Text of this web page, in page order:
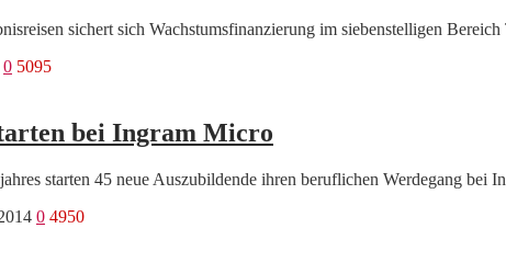
sichert sich Wachstumsfinanzierung im siebenstelligen
0 5095
bei Ingram Micro
starten 45 neue Auszubildende ihren beruflichen Werdegang bei
0 4950